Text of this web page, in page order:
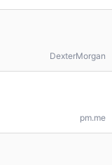
DexterMorgan
pm.me